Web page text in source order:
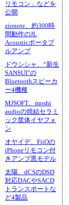
リモコン」などを
公開
zionote、約300時
間動作のJL
Acousticポータブ
ルアンプ
ドウシシャ、“新生
SANSUI”の
Bluetoothスピーカ
ー4機種
MJSOFT、moshi
audioの焼結セラミ
ック筐体イヤフォ
ン
オヤイデ、FiiOの
iPhoneリモコン付
きアンプ黒モデル
太陽、dCSのDSD
対応DACやSACD
トランスポートな
ど4製品